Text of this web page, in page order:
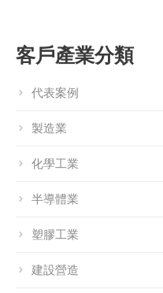
客戶產業分類
代表案例
製造業
化學工業
半導體業
塑膠工業
建設營造